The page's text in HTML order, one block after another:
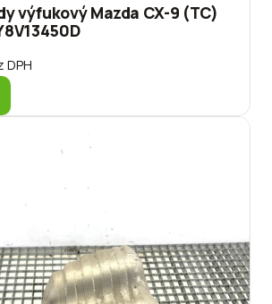
výfukový Mazda CX-9 (TC)
DPH